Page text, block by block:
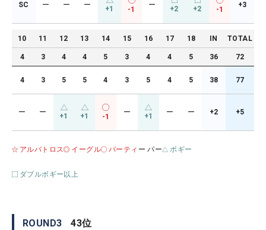
SC ー ー ー +1 -1
ー +2 +2 -1
+3
10 11 12 13 14 15 16 17 18 IN TOTAL
4 3 4 4 5 3 4 4 5 36 72
4 3 5 5 4 3 5 4 5 38 77
ー ー +1 +1 -1
ー +1 ー ー +2 +5
アルバトロス イーグル バーティ ー パー ボギー
ダブルボギー以上
ROUND3 43位